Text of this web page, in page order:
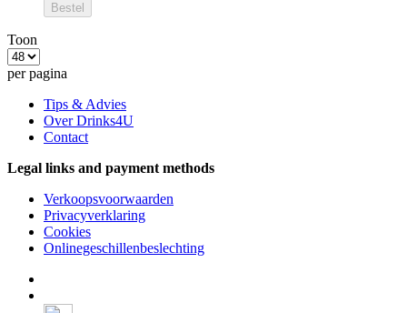
Bestel
Toon
per pagina
Tips & Advies
Over Drinks4U
Contact
Legal links and payment methods
Verkoopsvoorwaarden
Privacyverklaring
Cookies
Onlinegeschillenbeslechting